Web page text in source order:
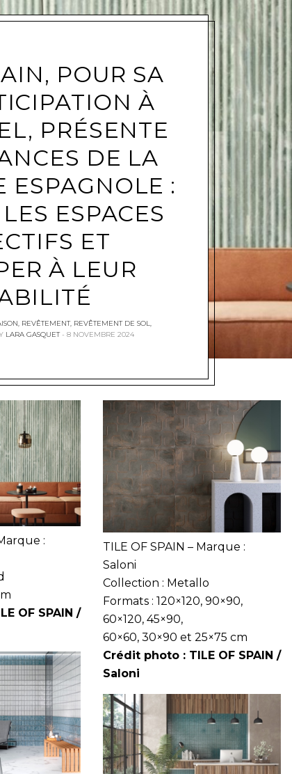
POUR SA
À
PRÉSENTE
DE LA
ESPAGNOLE :
ESPACES
ET
À LEUR
, REVÊTEMENT, REVÊTEMENT DE SOL,
LARA GASQUET 8 NOVEMBRE 2024
:
OF SPAIN /
TILE OF SPAIN – Marque :
Saloni
Collection : Metallo
Formats : 120×120, 90×90,
60×120, 45×90,
60×60, 30×90 et 25×75 cm
Crédit photo : TILE OF SPAIN /
Saloni